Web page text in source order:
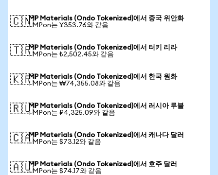
🇨🇳MP Materials (Ondo Tokenized)에서 중국 위안화
1 MPon는 ¥353.76와 같음
🇹🇷MP Materials (Ondo Tokenized)에서 터키 리라
1 MPon는 ₺2,502.45와 같음
🇰🇷MP Materials (Ondo Tokenized)에서 한국 원화
1 MPon는 ₩74,355.08와 같음
🇷🇺MP Materials (Ondo Tokenized)에서 러시아 루블
1 MPon는 ₽4,325.09와 같음
🇨🇦MP Materials (Ondo Tokenized)에서 캐나다 달러
1 MPon는 $73.12와 같음
🇦🇺MP Materials (Ondo Tokenized)에서 호주 달러
1 MPon는 $74.17와 같음